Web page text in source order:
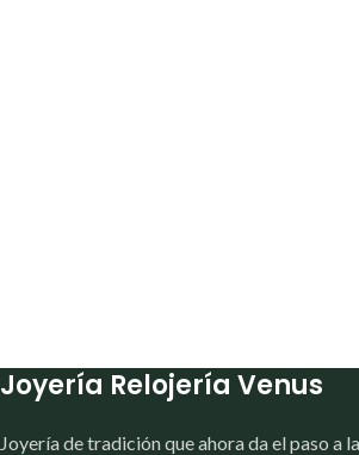
Joyería Relojería Venus
Joyería de tradición que ahora da el paso a